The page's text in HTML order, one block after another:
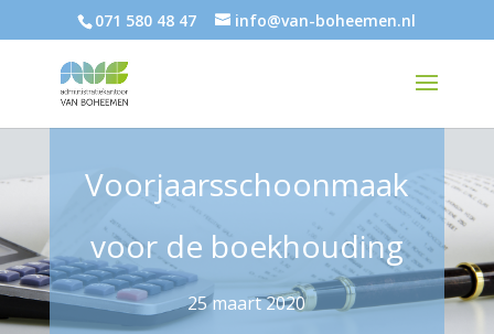
071 580 48 47 info@van-boheemen.nl
Voorjaarsschoonmaak
voor de boekhouding
25 maart 2020